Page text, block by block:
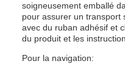
soigneusement emballé
pour assurer un transport
avec du ruban adhésif et
du produit et les
Pour la navigation: